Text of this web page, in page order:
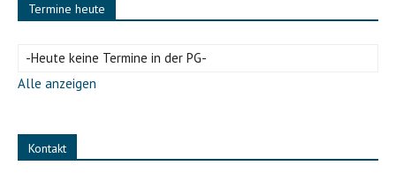
Termine heute
-Heute keine Termine in der PG-
Alle anzeigen
Kontakt